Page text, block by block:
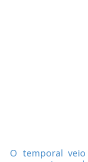
O temporal